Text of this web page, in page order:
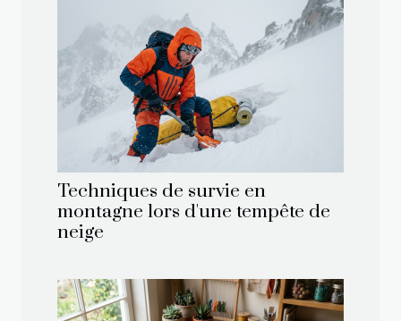
Techniques de survie en
montagne lors d'une tempête de
neige